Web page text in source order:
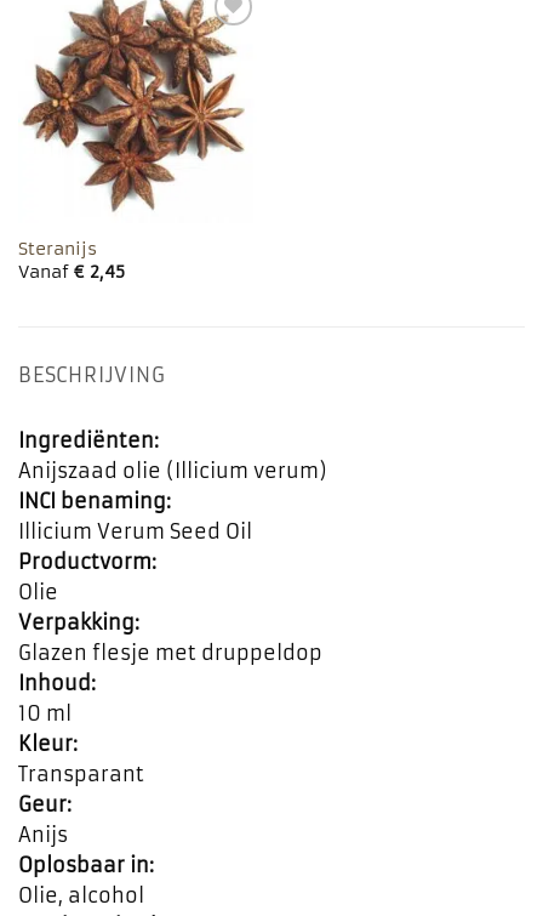
Toevoegen
aan
favorieten
Steranijs
Vanaf €2,45
BESCHRIJVING
Ingrediënten:
Anijszaad olie (Illicium verum)
INCI benaming:
Illicium Verum Seed Oil
Productvorm:
Olie
Verpakking:
Glazen flesje met druppeldop
Inhoud:
10 ml
Kleur:
Transparant
Geur:
Anijs
Oplosbaar in:
Olie, alcohol